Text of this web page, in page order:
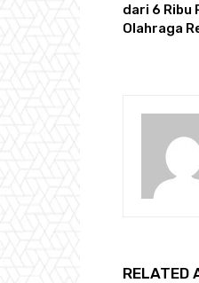
dari 6 Ribu
Olahraga
RELATED